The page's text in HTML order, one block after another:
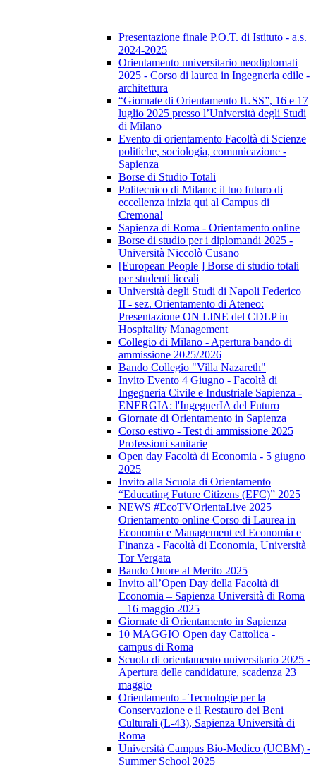
Presentazione finale P.O.T. di Istituto - a.s.
2024-2025
Orientamento universitario neodiplomati
2025 - Corso di laurea in Ingegneria edile -
architettura
“Giornate di Orientamento IUSS”, 16 e 17
luglio 2025 presso l’Università degli Studi
di Milano
Evento di orientamento Facoltà di Scienze
politiche, sociologia, comunicazione -
Sapienza
Borse di Studio Totali
Politecnico di Milano: il tuo futuro di
eccellenza inizia qui al Campus di
Cremona!
Sapienza di Roma - Orientamento online
Borse di studio per i diplomandi 2025 -
Università Niccolò Cusano
[European People ] Borse di studio totali
per studenti liceali
Università degli Studi di Napoli Federico
II - sez. Orientamento di Ateneo:
Presentazione ON LINE del CDLP in
Hospitality Management
Collegio di Milano - Apertura bando di
ammissione 2025/2026
Bando Collegio "Villa Nazareth"
Invito Evento 4 Giugno - Facoltà di
Ingegneria Civile e Industriale Sapienza -
ENERGIA: l'IngegnerIA del Futuro
Giornate di Orientamento in Sapienza
Corso estivo - Test di ammissione 2025
Professioni sanitarie
Open day Facoltà di Economia - 5 giugno
2025
Invito alla Scuola di Orientamento
“Educating Future Citizens (EFC)” 2025
NEWS #EcoTVOrientaLive 2025
Orientamento online Corso di Laurea in
Economia e Management ed Economia e
Finanza - Facoltà di Economia, Università
Tor Vergata
Bando Onore al Merito 2025
Invito all’Open Day della Facoltà di
Economia – Sapienza Università di Roma
– 16 maggio 2025
Giornate di Orientamento in Sapienza
10 MAGGIO Open day Cattolica -
campus di Roma
Scuola di orientamento universitario 2025 -
Apertura delle candidature, scadenza 23
maggio
Orientamento - Tecnologie per la
Conservazione e il Restauro dei Beni
Culturali (L-43), Sapienza Università di
Roma
Università Campus Bio-Medico (UCBM) -
Summer School 2025